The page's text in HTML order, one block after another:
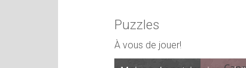
Puzzles
À vous de jouer!